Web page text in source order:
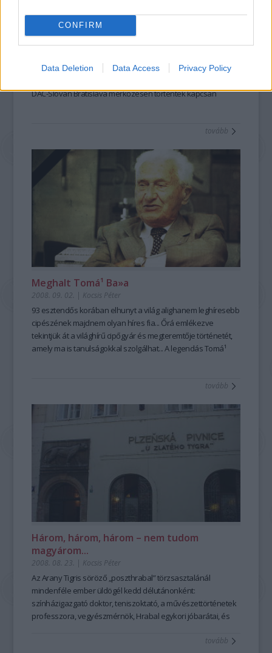
CONFIRM
Data Deletion Data Access Privacy Policy
Magyarverés!
Figyelemfelkeltő és indulatokat szül. Csak éppen túl gyakran
DAC-Slovan Bratislava mérkőzésen történtek kapcsán
tovább
Meghalt Tomá¹ Ba»a
2008. 09. 02. | Kocsis Péter
93 esztendős korában elhunyt a világ alighanem leghíresebb
cipészének majdnem olyan híres fia... Őrá emlékezve
tekintjük át a világhírű cipőgyár és megteremtője történetét,
amely ma is tanulságokkal szolgálhat... A legendás Tomá¹
tovább
Három, három, három – nem tudom
magyárom...
2008. 08. 23. | Kocsis Péter
Az Arany Tigris söröző „poszthrabal” törzsasztalánál
mindenféle ember üldögél kedd délutánonként:
színházigazgató doktor, teniszoktató, a művészettörténetek
professzora, vegyészmérnök, Hrabal egykori jóbarátai, és
befogadtak e díszes társaságba, természetesen mindenki
tovább